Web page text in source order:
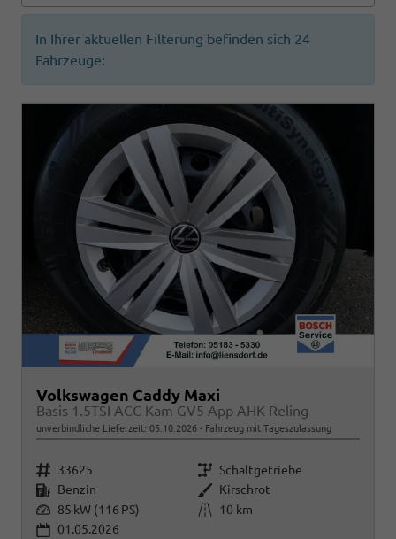
In Ihrer aktuellen Filterung befinden sich 24
Fahrzeuge:
Volkswagen Caddy Maxi
Basis 1.5TSI ACC Kam GV5 App AHK Reling
unverbindliche Lieferzeit: 05.10.2026 Fahrzeug mit Tageszulassung
Fahrzeugnr. 33625 Getriebe Schaltgetriebe
Kraftstoff Benzin Außenfarbe Kirschrot
Leistung 85 kW (116 PS) Kilometerstand
10 km
01.05.2026